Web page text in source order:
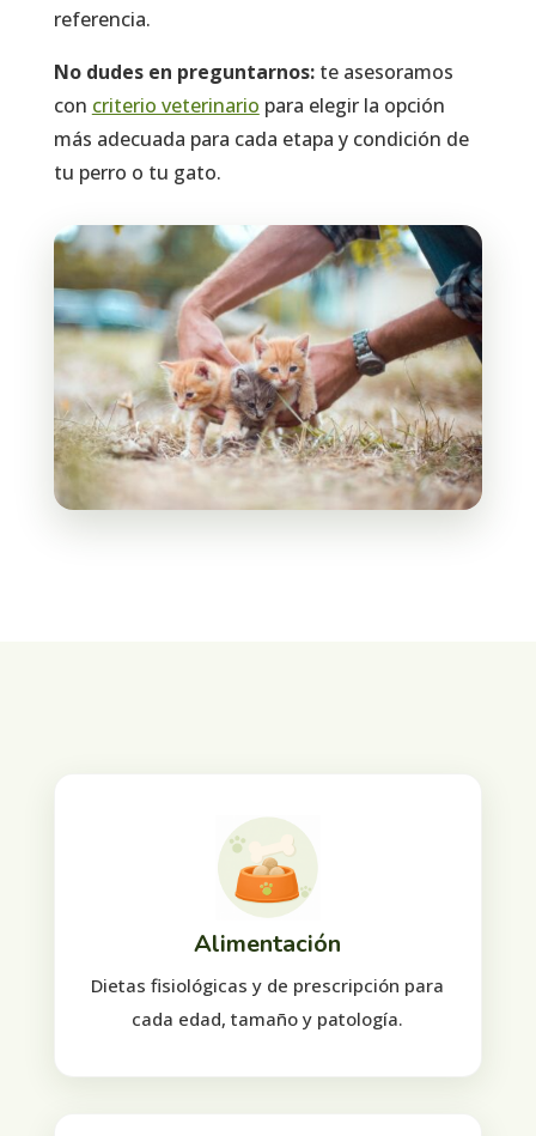
referencia.
No dudes en preguntarnos:te asesoramos
con criterio veterinario para elegir la opción
más adecuada para cada etapa y condición de
tu perro o tu gato.
Alimentación
Dietas fisiológicas y de prescripción para
cada edad, tamaño y patología.